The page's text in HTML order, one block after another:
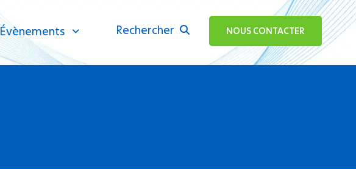
Évènements Rechercher
ok NOUS CONTACTER